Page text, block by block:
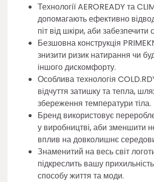
Технології AEROREADY та
допомагають ефективно
піт від шкіри, аби забезпечити
Безшовна конструкція
знизити ризик натирання чи
іншого дискомфорту.
Особлива технологія
відчуття затишку та тепла,
збереження температури тіла.
Бренд використовує
у виробництві, аби зменшити
вплив на довколишнє
Знаменитий на весь світ
підкреслить вашу
способу життя та моди.